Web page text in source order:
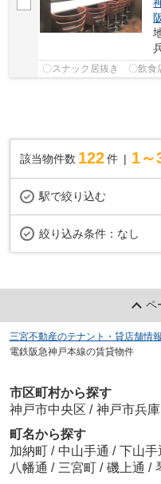
〇スナック居抜き 〇飲
該当物件数 122件 1～
駅で絞り込む
絞り込み条件： なし
ペ
三宮不動産のテナント・貸店舗情報
電鉄阪急神戸本線の賃貸物件
市区町村から探す
神戸市中央区 / 神戸市兵
町名から探す
加納町 / 中山手通 / 下山手
八幡通 / 三宮町 / 磯上通 /